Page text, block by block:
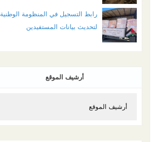
رابط التسجيل في المنظومة الوطنية
لتحديث بيانات المستفيدين
أرشيف الموقع